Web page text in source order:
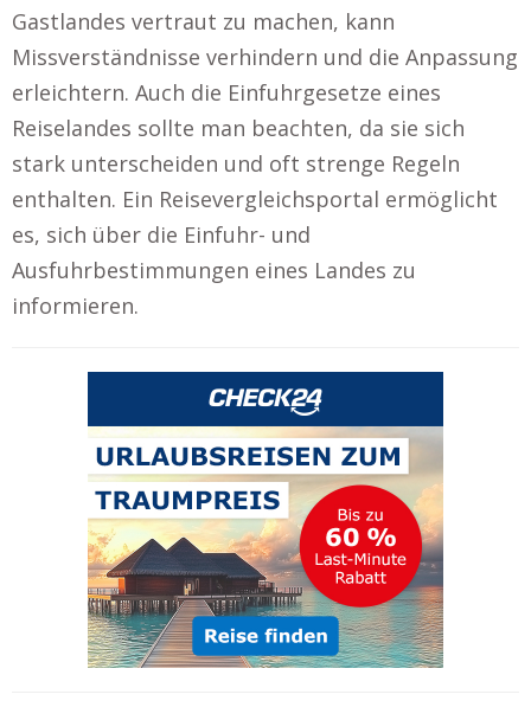
Gastlandes vertraut zu machen, kann
Missverständnisse verhindern und die Anpassung
erleichtern. Auch die Einfuhrgesetze eines
Reiselandes sollte man beachten, da sie sich
stark unterscheiden und oft strenge Regeln
enthalten. Ein Reisevergleichsportal ermöglicht
es, sich über die Einfuhr- und
Ausfuhrbestimmungen eines Landes zu
informieren.